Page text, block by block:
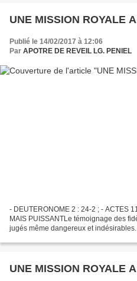
Publié le 14/02/2017 à 12:06
Par APOTRE DE REVEIL LG. PENIEL
- DEUTERONOME 2 : 24-2 ; - ACTES
MAIS PUISSANTLe témoignage des
jugés même dangereux et
UNE MISSION ROYALE